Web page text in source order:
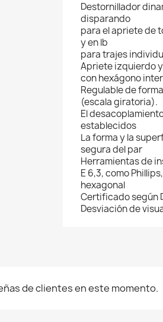
Destornillador
disparando
para el apriete de
y en lb
para trajes
Apriete izquierdo
con hexágono
Regulable de
(escala giratoria).
El
establecidos
La forma y la
segura del par
Herramientas de
E 6,3, como
hexagonal
Certificado según
Desviación de
de clientes en este momento.